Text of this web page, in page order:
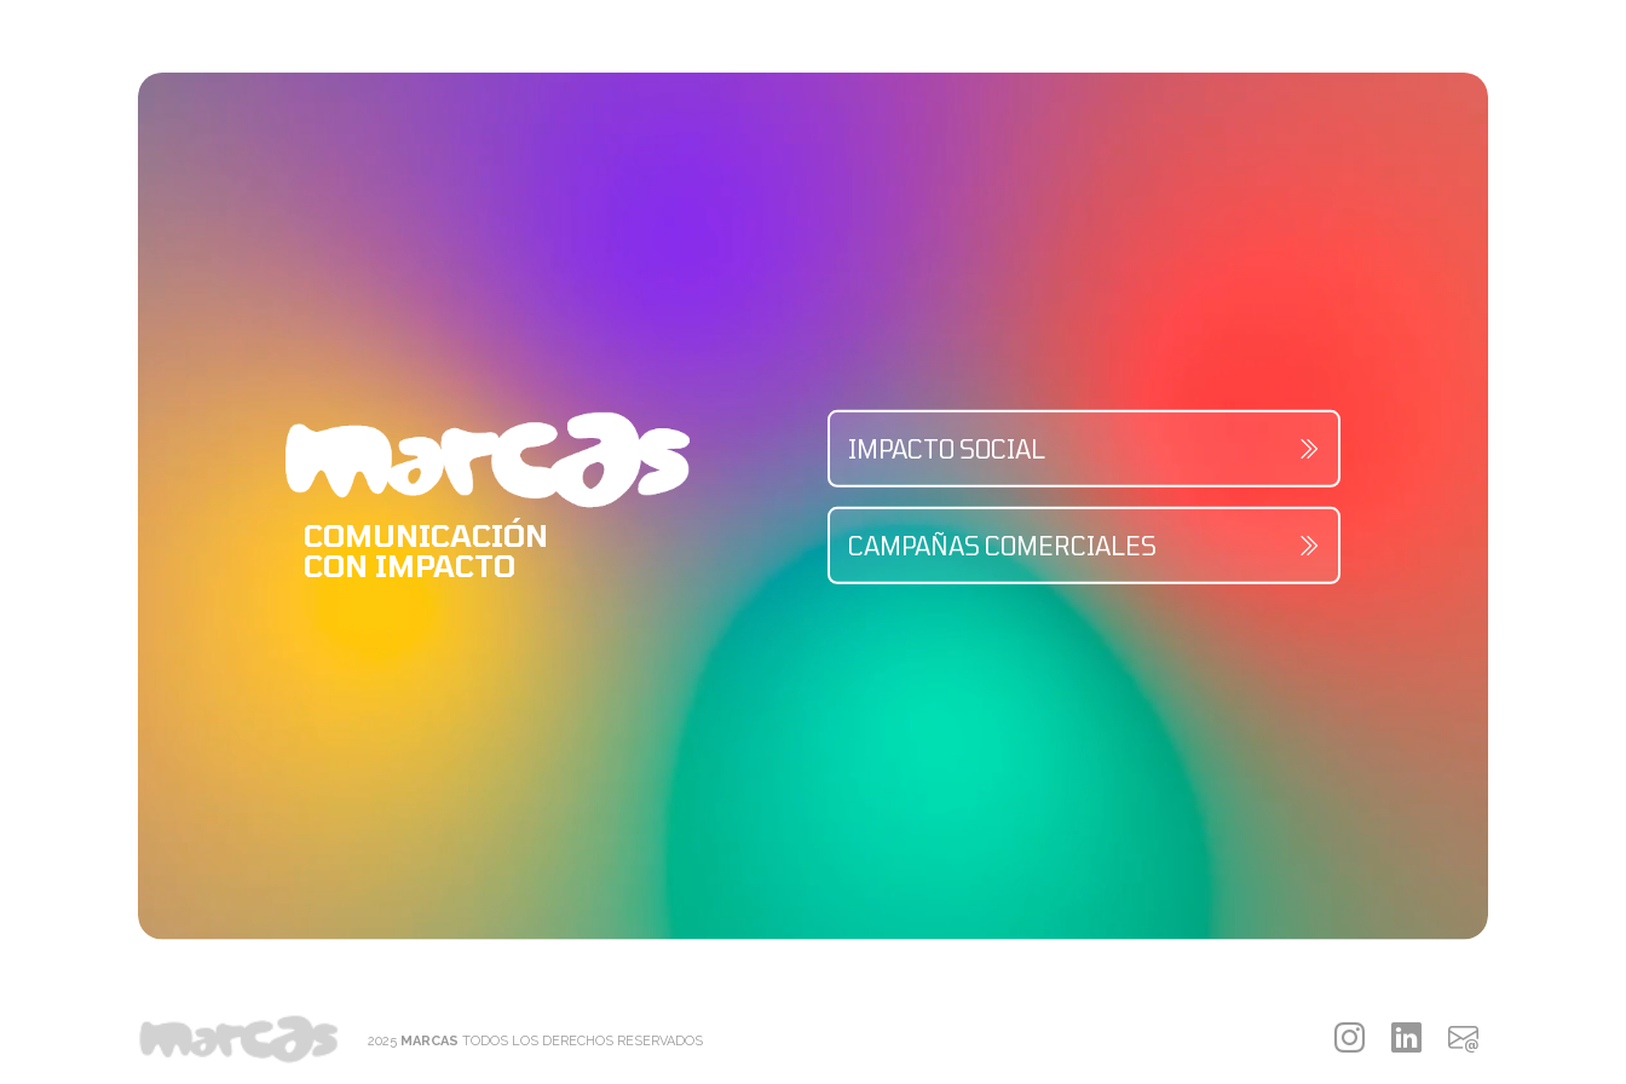
COMUNICACIÓN
CON IMPACTO
IMPACTO SOCIAL
CAMPAÑAS COMERCIALES
2025 MARCAS TODOS LOS DERECHOS RESERVADOS